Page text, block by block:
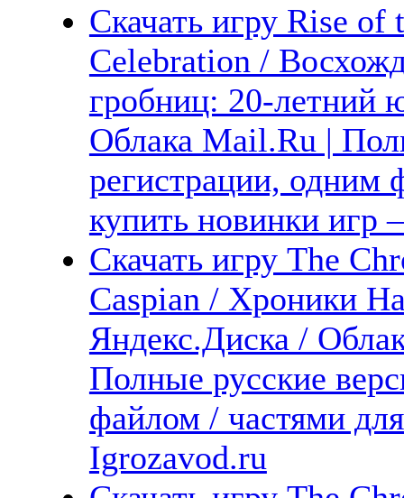
Скачать игру Rise of
Celebration /
гробниц: 20-летний
Облака Mail.Ru |
регистрации, одним
купить новинки
Скачать игру The
Caspian / Хроники
Яндекс.Диска /
Полные русские
файлом / частями
Igrozavod.ru